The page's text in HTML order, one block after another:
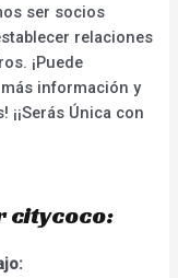
ser socios
relaciones
¡Puede
información y
Única con
citycoco: